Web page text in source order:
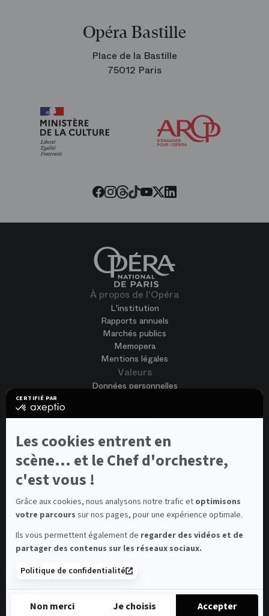
CERTIFIÉ PAR
certifié
En
plus
Axeptio
Les cookies entrent en
scène... et le Chef d'orchestre,
c'est vous !
Grâce aux cookies, nous analysons notre trafic et optimisons
votre parcours sur nos pages, pour une expérience optimale.
Ils vous permettent également de regarder des vidéos et de
partager des contenus sur les réseaux sociaux.
Politique de confidentialité
Non merci Je choisis Accepter
Opéra Bastille
Place de la Bastille
75012 Paris
Facebook
Instagram
Threads
Tiktok
Youtube
Twitter
LinkedIn
À propos de l'Opéra
L'institution
Rapports annuels
Marchés publics
Memopera
Mentions légales
Valeurs
Données personnelles
Nous rejoindre
Candidature spontanée
Concours et auditions
Contacts
Contacts spectateurs et visiteurs
Médiateur de la consommation
Newsletter
FAQ